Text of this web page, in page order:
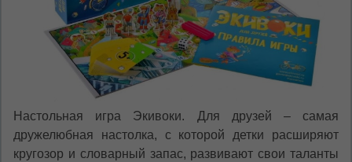
Настольная игра Экивоки. Для друзей – самая
дружелюбная настолка, с которой детки расширяют
кругозор и словарный запас, развивают свои таланты